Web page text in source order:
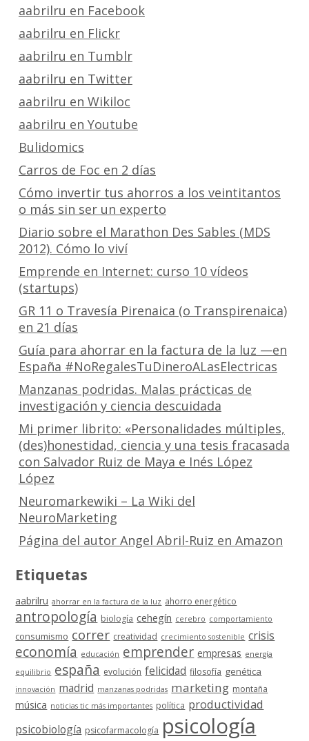
aabrilru en Facebook
aabrilru en Flickr
aabrilru en Tumblr
aabrilru en Twitter
aabrilru en Wikiloc
aabrilru en Youtube
Bulidomics
Carros de Foc en 2 días
Cómo invertir tus ahorros a los veintitantos
o más sin ser un experto
Diario sobre el Marathon Des Sables (MDS
2012). Cómo lo viví
Emprende en Internet: curso 10 vídeos
(startups)
GR 11 o Travesía Pirenaica (o Transpirenaica)
en 21 días
Guía para ahorrar en la factura de la luz —en
España #NoRegalesTuDineroALasElectricas
Manzanas podridas. Malas prácticas de
investigación y ciencia descuidada
Mi primer librito: «Personalidades múltiples,
(des)honestidad, ciencia y una tesis fracasada
con Salvador Ruiz de Maya e Inés López
López
Neuromarkewiki – La Wiki del
NeuroMarketing
Página del autor Angel Abril-Ruiz en Amazon
Etiquetas
aabrilru ahorrar en la factura de la luz ahorro energético
antropología biología cehegín cerebro comportamiento
consumismo correr creatividad crecimiento sostenible crisis
economía educación emprender empresas energía
equilibrio españa evolución felicidad filosofía genética
innovación madrid manzanas podridas marketing montaña
música noticias tic más importantes política productividad
psicobiología psicofarmacología psicología